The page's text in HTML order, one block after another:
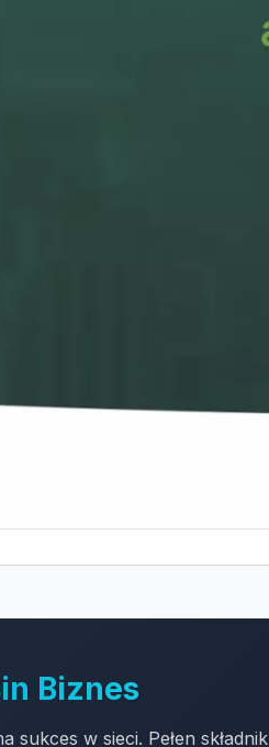
Biznes
sukces w sieci. Pełen składnik